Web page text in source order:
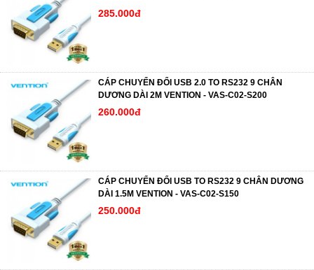
285.000đ
CÁP CHUYỂN ĐỔI USB 2.0 TO RS232 9 CHÂN
DƯƠNG DÀI 2M VENTION - VAS-C02-S200
260.000đ
CÁP CHUYỂN ĐỔI USB TO RS232 9 CHÂN DƯƠNG
DÀI 1.5M VENTION - VAS-C02-S150
250.000đ